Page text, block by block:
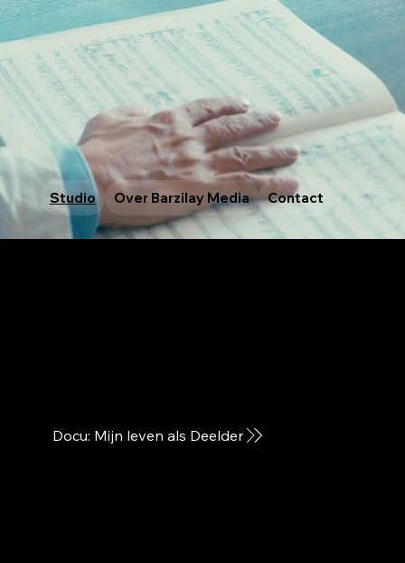
Studio Over Barzilay Media Contact
Docu: Mijn leven als Deelder